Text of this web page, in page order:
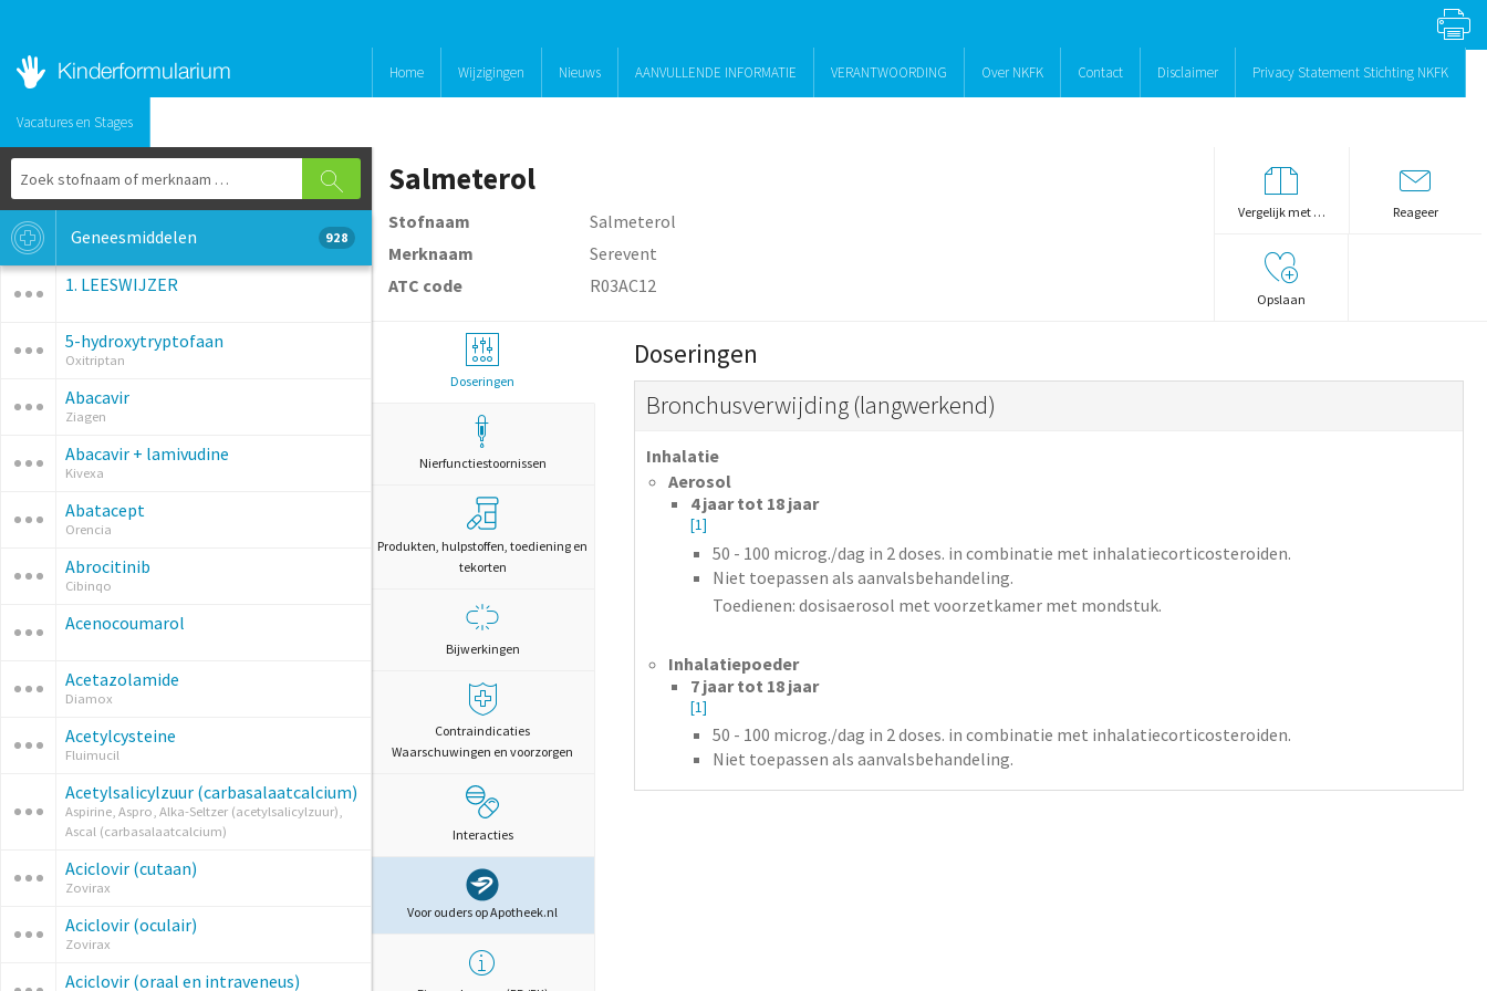
Home Wijzigingen Nieuws AANVULLENDE INFORMATIE VERANTWOORDING Over NKFK Contact Disclaimer Privacy Statement Stichting NKFK
Vacatures en Stages
Geneesmiddelen 928
1. LEESWIJZER
5-hydroxytryptofaan
Oxitriptan
Abacavir
Ziagen
Abacavir + lamivudine
Kivexa
Abatacept
Orencia
Abrocitinib
Cibinqo
Acenocoumarol
Acetazolamide
Diamox
Acetylcysteine
Fluimucil
Acetylsalicylzuur (carbasalaatcalcium)
Aspirine, Aspro, Alka-Seltzer (acetylsalicylzuur),
Ascal (carbasalaatcalcium)
Aciclovir (cutaan)
Zovirax
Aciclovir (oculair)
Zovirax
Aciclovir (oraal en intraveneus)
Salmeterol
Stofnaam
Salmeterol
Merknaam
Serevent
ATC code
R03AC12
Vergelijk met … Reageer
Opslaan
Doseringen
Nierfunctiestoornissen
Produkten, hulpstoffen, toediening en
tekorten
Bijwerkingen
Contraindicaties
Waarschuwingen en voorzorgen
Interacties
Voor ouders op Apotheek.nl
Doseringen
Bronchusverwijding (langwerkend)
Inhalatie
Aerosol
4 jaar tot 18 jaar
[1]
50 - 100 microg./dag in 2 doses. in combinatie met inhalatiecorticosteroiden.
Niet toepassen als aanvalsbehandeling.
Toedienen: dosisaerosol met voorzetkamer met mondstuk.
Inhalatiepoeder
7 jaar tot 18 jaar
[1]
50 - 100 microg./dag in 2 doses. in combinatie met inhalatiecorticosteroiden.
Niet toepassen als aanvalsbehandeling.